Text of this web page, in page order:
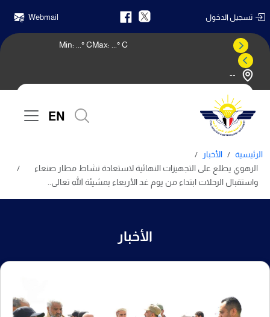
تسجيل الدخول Webmail
--
Max: ° C
Min: ° C
EN
الرئيسية
الأخبار
الرهوي يطلع على التجهيزات النهائية لاستعادة نشاط مطار صنعاء
واستقبال الرحلات ابتداء من يوم غد الأربعاء بمشيئة الله تعالى..
الأخبار